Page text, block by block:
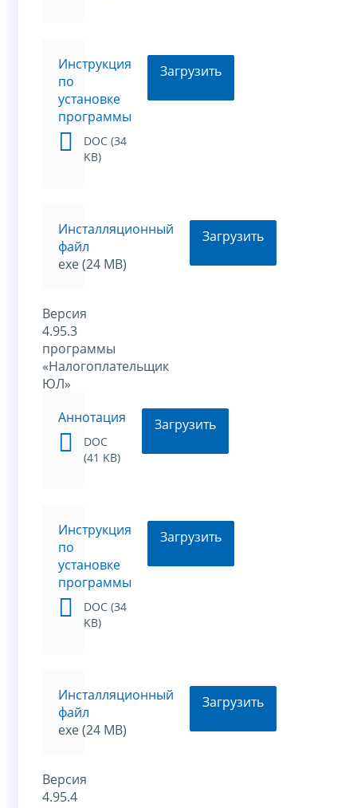
Инструкция
по
установке
программы
DOC (34
KB)
Загрузить
Инсталляционный
файл
exe (24 MB)
Загрузить
Версия
4.95.3
программы
«Налогоплательщик
ЮЛ»
Аннотация
DOC
(41 KB)
Загрузить
Инструкция
по
установке
программы
DOC (34
KB)
Загрузить
Инсталляционный
файл
exe (24 MB)
Загрузить
Версия
4.95.4